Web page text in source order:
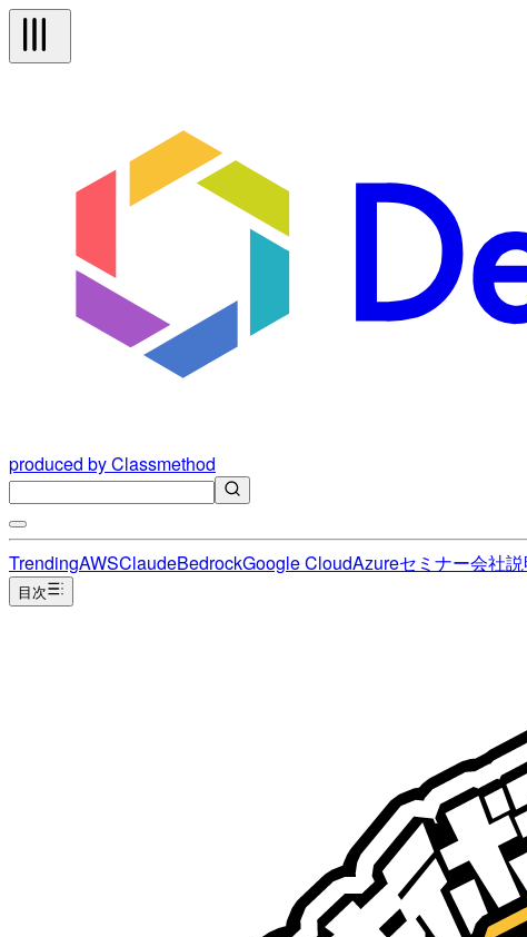
produced by Classmethod
TrendingAWSClaudeBedrockGoogle CloudAzureセミナー会社
目次